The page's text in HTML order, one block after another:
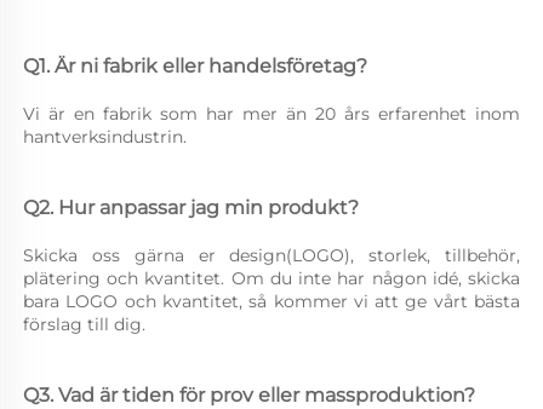
Q1. Är ni fabrik eller handelsföretag?
Vi är en fabrik som har mer än 20 års erfarenhet inom
hantverksindustrin.
Q2. Hur anpassar jag min produkt?
Skicka oss gärna er design(LOGO), storlek, tillbehör,
plätering och kvantitet. Om du inte har någon idé, skicka
bara LOGO och kvantitet, så kommer vi att ge vårt bästa
förslag till dig.
Q3. Vad är tiden för prov eller massproduktion?